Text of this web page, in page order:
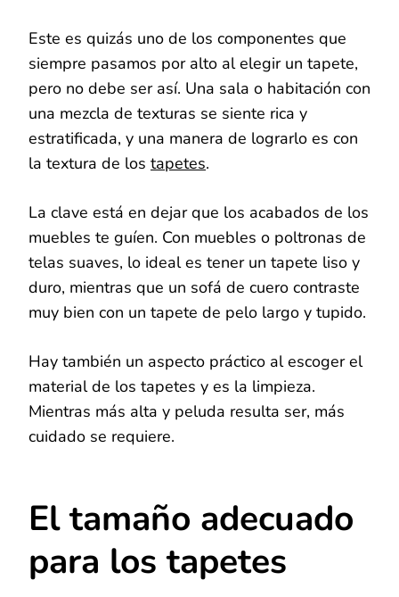
Este es quizás uno de los componentes que
siempre pasamos por alto al elegir un tapete,
pero no debe ser así. Una sala o habitación con
una mezcla de texturas se siente rica y
estratificada, y una manera de lograrlo es con
la textura de los tapetes.
La clave está en dejar que los acabados de los
muebles te guíen. Con muebles o poltronas de
telas suaves, lo ideal es tener un tapete liso y
duro, mientras que un sofá de cuero contraste
muy bien con un tapete de pelo largo y tupido.
Hay también un aspecto práctico al escoger el
material de los tapetes y es la limpieza.
Mientras más alta y peluda resulta ser, más
cuidado se requiere.
El tamaño adecuado
para los tapetes